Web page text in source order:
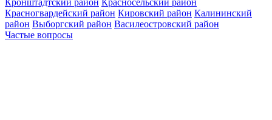
Кронштадтский район Красносельский район
Красногвардейский район Кировский район Калининский
район Выборгский район Василеостровский район
Частые вопросы